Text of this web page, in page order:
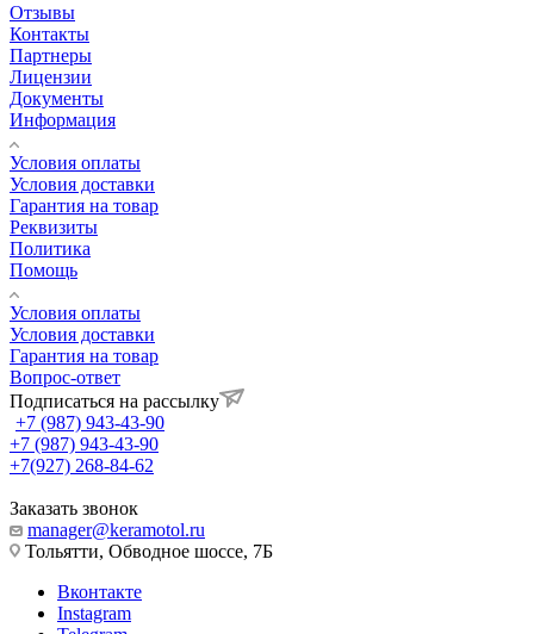
Отзывы
Контакты
Партнеры
Лицензии
Документы
Информация
Условия оплаты
Условия доставки
Гарантия на товар
Реквизиты
Политика
Помощь
Условия оплаты
Условия доставки
Гарантия на товар
Вопрос-ответ
Подписаться на рассылку
+7 (987) 943-43-90
+7 (987) 943-43-90
+7(927) 268-84-62
Заказать звонок
manager@keramotol.ru
Тольятти, Обводное шоссе, 7Б
Вконтакте
Instagram